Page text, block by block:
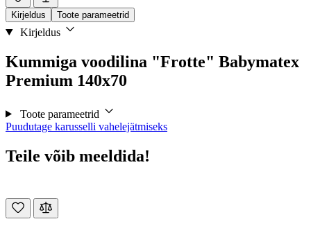
Kirjeldus Toote parameetrid
Kirjeldus
Kummiga voodilina "Frotte" Babymatex
Premium 140x70
Toote parameetrid
Puudutage karusselli vahelejätmiseks
Teile võib meeldida!